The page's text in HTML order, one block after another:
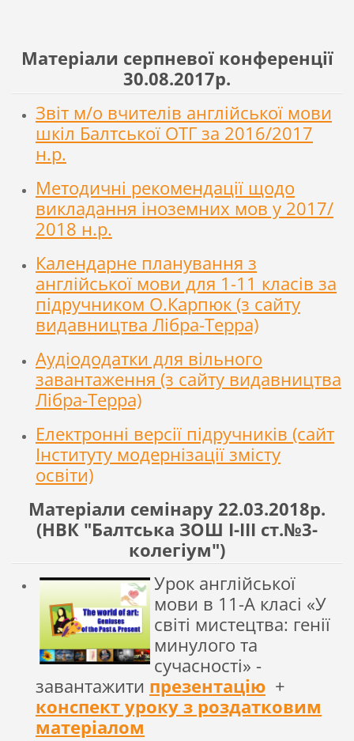
Матеріали серпневої конференції
30.08.2017р.
Звіт м/о вчителів англійської мови
шкіл Балтської ОТГ за 2016/2017
н.р.
Методичні рекомендації щодо
викладання іноземних мов у 2017/
2018 н.р.
Календарне планування з
англійської мови для 1-11 класів за
підручником О.Карпюк (з сайту
видавництва Лібра-Терра)
Аудіододатки для вільного
завантаження (з сайту видавництва
Лібра-Терра)
Електронні версії підручників (сайт
Інституту модернізації змісту
освіти)
Матеріали семінару 22.03.2018р.
(НВК "Балтська ЗОШ І-ІІІ ст.№3-
колегіум")
Урок англійської
мови в 11-А класі «У
світі мистецтва: генії
минулого та
сучасності» -
завантажити презентацію+
конспект уроку з роздатковим
матеріалом